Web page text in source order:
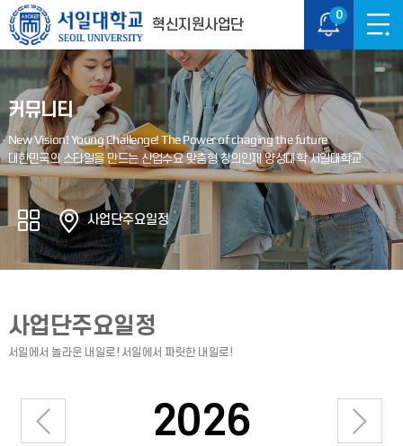
0
혁신지원사업단
커뮤니티
사업단주요일정
사업단주요일정
2026